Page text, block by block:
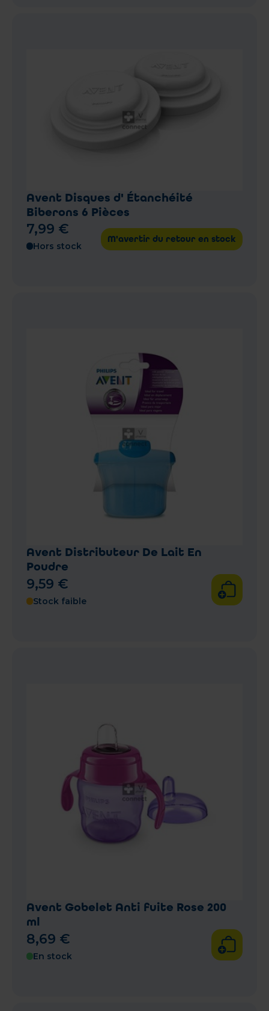
Avent Disques d' Étanchéité
Biberons 6 Pièces
7,99 €
Hors stock
M'avertir du retour en stock
Avent Distributeur De Lait En
Poudre
9,59 €
Stock faible
Avent Gobelet Anti fuite Rose 200
ml
8,69 €
En stock